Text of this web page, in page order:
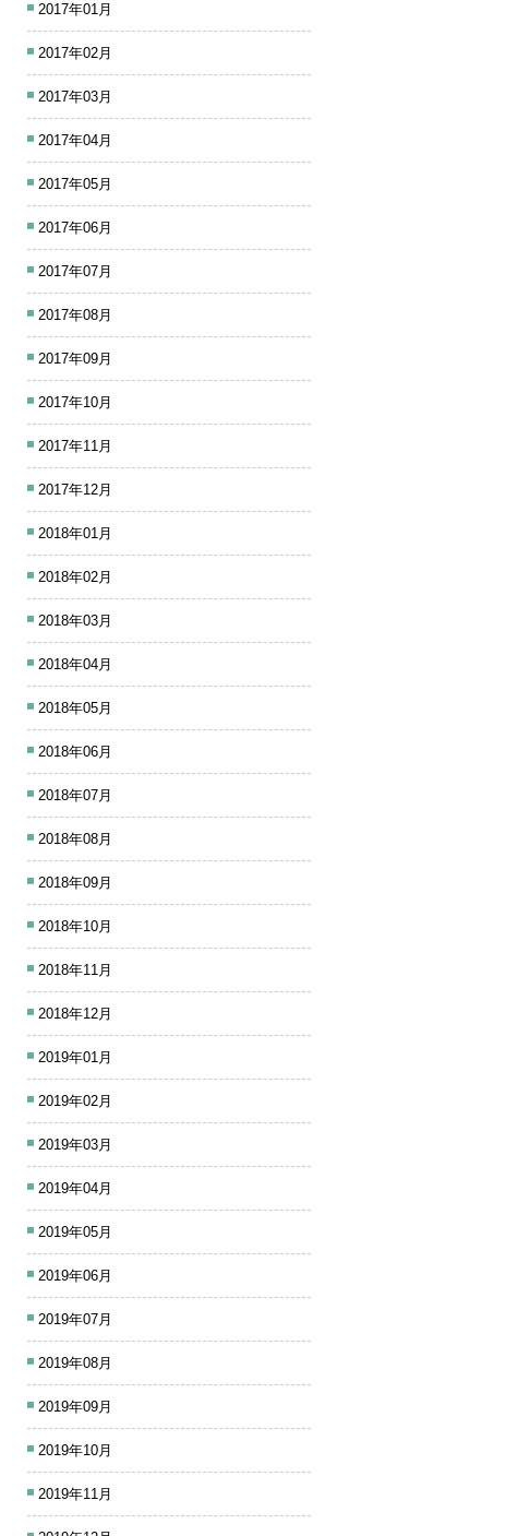
2017年01月
2017年02月
2017年03月
2017年04月
2017年05月
2017年06月
2017年07月
2017年08月
2017年09月
2017年10月
2017年11月
2017年12月
2018年01月
2018年02月
2018年03月
2018年04月
2018年05月
2018年06月
2018年07月
2018年08月
2018年09月
2018年10月
2018年11月
2018年12月
2019年01月
2019年02月
2019年03月
2019年04月
2019年05月
2019年06月
2019年07月
2019年08月
2019年09月
2019年10月
2019年11月